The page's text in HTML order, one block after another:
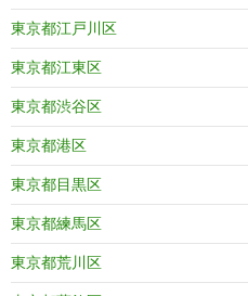
東京都江戸川区
東京都江東区
東京都渋谷区
東京都港区
東京都目黒区
東京都練馬区
東京都荒川区